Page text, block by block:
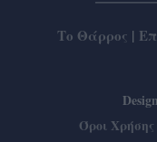
Το Θάρρος |
Όροι Χρήσης